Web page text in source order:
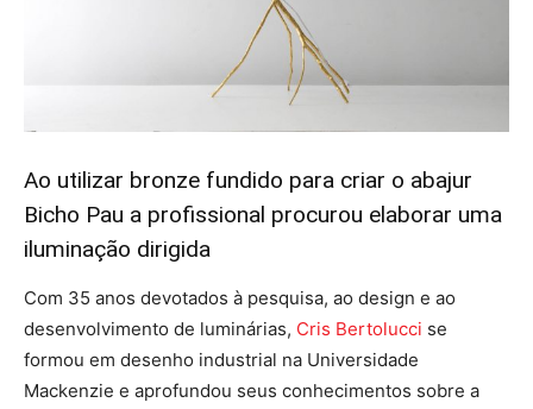
Ao utilizar bronze fundido para criar o abajur
Bicho Pau a profissional procurou elaborar uma
iluminação dirigida
Com 35 anos devotados à pesquisa, ao design e ao
desenvolvimento de luminárias, Cris Bertolucci se
formou em desenho industrial na Universidade
Mackenzie e aprofundou seus conhecimentos sobre a